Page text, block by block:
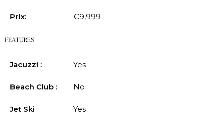
Prix: €9,999
FEATURES
Jacuzzi : Yes
Beach Club : No
Jet Ski Yes